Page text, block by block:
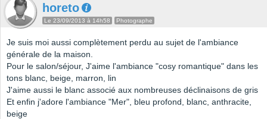
horeto
Le 23/09/2013 à 14h58 Photographe
Je suis moi aussi complètement perdu au sujet de l'ambiance
générale de la maison.
Pour le salon/séjour, J'aime l'ambiance "cosy romantique" dans les
tons blanc, beige, marron, lin
J'aime aussi le blanc associé aux nombreuses déclinaisons de gris
Et enfin j'adore l'ambiance "Mer", bleu profond, blanc, anthracite,
beige